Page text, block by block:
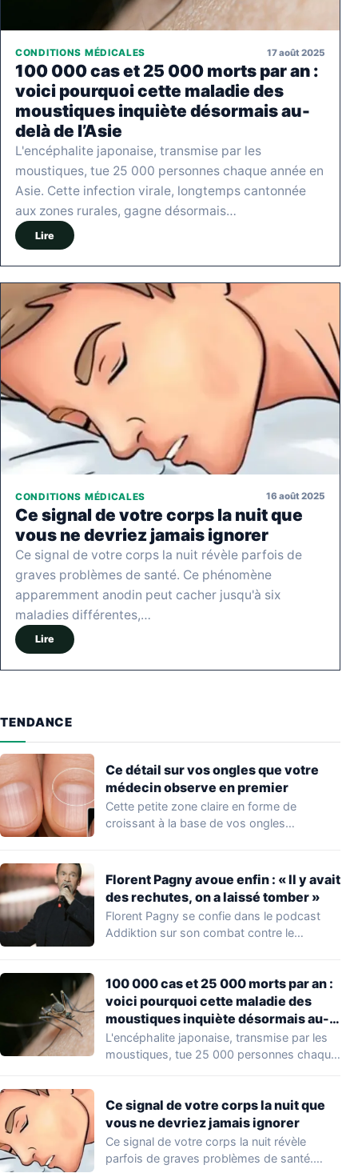
CONDITIONS MÉDICALES 17 août 2025
100 000 cas et 25 000 morts par an :
voici pourquoi cette maladie des
moustiques inquiète désormais au-
delà de l’Asie
L'encéphalite japonaise, transmise par les
moustiques, tue 25 000 personnes chaque année en
Asie. Cette infection virale, longtemps cantonnée
aux zones rurales, gagne désormais…
Lire
CONDITIONS MÉDICALES 16 août 2025
Ce signal de votre corps la nuit que
vous ne devriez jamais ignorer
Ce signal de votre corps la nuit révèle parfois de
graves problèmes de santé. Ce phénomène
apparemment anodin peut cacher jusqu'à six
maladies différentes,…
Lire
TENDANCE
Ce détail sur vos ongles que votre
médecin observe en premier
Cette petite zone claire en forme de
croissant à la base de vos ongles…
Florent Pagny avoue enfin : « Il y avait
des rechutes, on a laissé tomber »
Florent Pagny se confie dans le podcast
Addiktion sur son combat contre le
100 000 cas et 25 000 morts par an :
voici pourquoi cette maladie des
moustiques inquiète désormais au-
delà de l’Asie
L'encéphalite japonaise, transmise par les
moustiques, tue 25 000 personnes chaque
Ce signal de votre corps la nuit que
vous ne devriez jamais ignorer
Ce signal de votre corps la nuit révèle
parfois de graves problèmes de santé.…